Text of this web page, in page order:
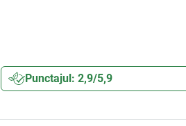
Punctajul: 2,9/5,9